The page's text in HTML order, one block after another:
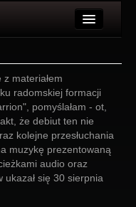
materiałem
radomskiej formacji
pomyślałam - ot,
że debiut ten nie
kolejne przesłuchania
muzykę prezentowaną
audio oraz
się 30 sierpnia